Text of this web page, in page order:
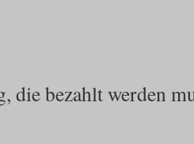
die bezahlt werden